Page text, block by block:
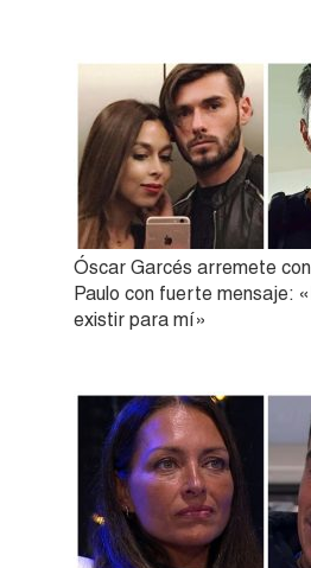
Óscar Garcés arremete
Paulo con fuerte mensaje:
existir para mí»